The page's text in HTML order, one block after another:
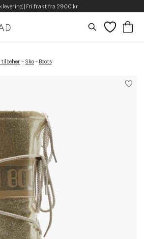
levering | Fri frakt fra 2900 kr
tilbehør – Sko – Boots